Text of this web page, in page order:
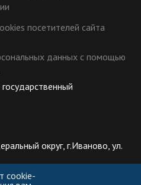
посетителей сайта
данных с помощью
округ, г.Иваново, ул.
комиссия), +7 (4932) 32-62-
cookie-